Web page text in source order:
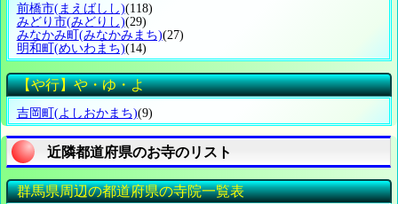
前橋市(まえばしし)(118)
みどり市(みどりし)(29)
みなかみ町 (みなかみまち)(27)
明和町 (めいわまち)(14)
【や行】や・ゆ・よ
吉岡町(よしおかまち)(9)
近隣都道府県のお寺のリスト
群馬県周辺の都道府県の寺院一覧表